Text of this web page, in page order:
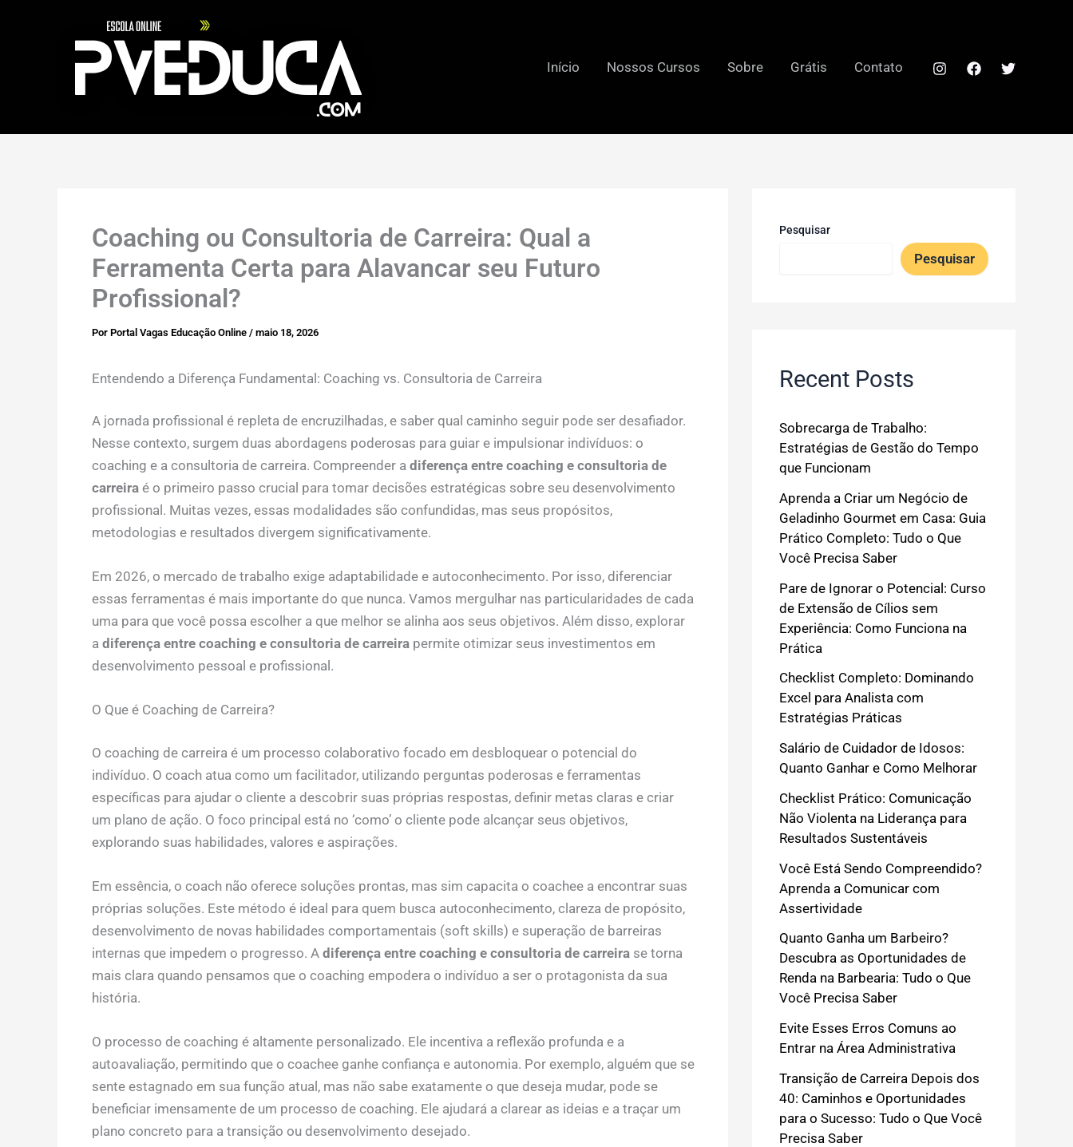
Início Nossos Cursos Sobre Grátis Contato
Coaching ou Consultoria de Carreira: Qual a
Ferramenta Certa para Alavancar seu Futuro
Profissional?
Por Portal Vagas Educação Online / maio 18, 2026
Entendendo a Diferença Fundamental: Coaching vs. Consultoria de Carreira
A jornada profissional é repleta de encruzilhadas, e saber qual caminho seguir pode ser desafiador.
Nesse contexto, surgem duas abordagens poderosas para guiar e impulsionar indivíduos: o
coaching e a consultoria de carreira. Compreender a diferença entre coaching e consultoria de
carreiraé o primeiro passo crucial para tomar decisões estratégicas sobre seu desenvolvimento
profissional. Muitas vezes, essas modalidades são confundidas, mas seus propósitos,
metodologias e resultados divergem significativamente.
Em 2026, o mercado de trabalho exige adaptabilidade e autoconhecimento. Por isso, diferenciar
essas ferramentas é mais importante do que nunca. Vamos mergulhar nas particularidades de cada
uma para que você possa escolher a que melhor se alinha aos seus objetivos. Além disso, explorar
a diferença entre coaching e consultoria de carreirapermite otimizar seus investimentos em
desenvolvimento pessoal e profissional.
O Que é Coaching de Carreira?
O coaching de carreira é um processo colaborativo focado em desbloquear o potencial do
indivíduo. O coach atua como um facilitador, utilizando perguntas poderosas e ferramentas
específicas para ajudar o cliente a descobrir suas próprias respostas, definir metas claras e criar
um plano de ação. O foco principal está no ‘como’ o cliente pode alcançar seus objetivos,
explorando suas habilidades, valores e aspirações.
Em essência, o coach não oferece soluções prontas, mas sim capacita o coachee a encontrar suas
próprias soluções. Este método é ideal para quem busca autoconhecimento, clareza de propósito,
desenvolvimento de novas habilidades comportamentais (soft skills) e superação de barreiras
internas que impedem o progresso. A diferença entre coaching e consultoria de carreirase torna
mais clara quando pensamos que o coaching empodera o indivíduo a ser o protagonista da sua
história.
O processo de coaching é altamente personalizado. Ele incentiva a reflexão profunda e a
autoavaliação, permitindo que o coachee ganhe confiança e autonomia. Por exemplo, alguém que se
sente estagnado em sua função atual, mas não sabe exatamente o que deseja mudar, pode se
beneficiar imensamente de um processo de coaching. Ele ajudará a clarear as ideias e a traçar um
plano concreto para a transição ou desenvolvimento desejado.
Pesquisar
Pesquisar
Recent Posts
Sobrecarga de Trabalho:
Estratégias de Gestão do Tempo
que Funcionam
Aprenda a Criar um Negócio de
Geladinho Gourmet em Casa: Guia
Prático Completo: Tudo o Que
Você Precisa Saber
Pare de Ignorar o Potencial: Curso
de Extensão de Cílios sem
Experiência: Como Funciona na
Prática
Checklist Completo: Dominando
Excel para Analista com
Estratégias Práticas
Salário de Cuidador de Idosos:
Quanto Ganhar e Como Melhorar
Checklist Prático: Comunicação
Não Violenta na Liderança para
Resultados Sustentáveis
Você Está Sendo Compreendido?
Aprenda a Comunicar com
Assertividade
Quanto Ganha um Barbeiro?
Descubra as Oportunidades de
Renda na Barbearia: Tudo o Que
Você Precisa Saber
Evite Esses Erros Comuns ao
Entrar na Área Administrativa
Transição de Carreira Depois dos
40: Caminhos e Oportunidades
para o Sucesso: Tudo o Que Você
Precisa Saber